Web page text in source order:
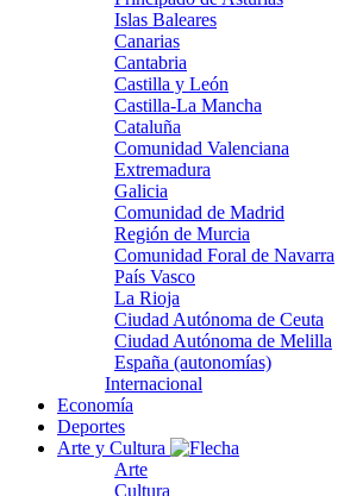
Islas Baleares
Canarias
Cantabria
Castilla y León
Castilla-La Mancha
Cataluña
Comunidad Valenciana
Extremadura
Galicia
Comunidad de Madrid
Región de Murcia
Comunidad Foral de Navarra
País Vasco
La Rioja
Ciudad Autónoma de Ceuta
Ciudad Autónoma de Melilla
España (autonomías)
Internacional
Economía
Deportes
Arte y Cultura
Arte
Cultura